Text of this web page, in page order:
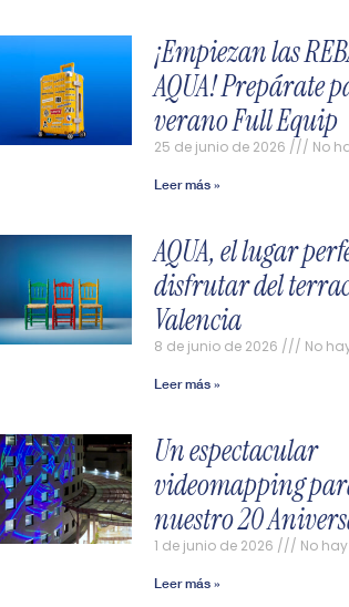
¡Empiezan las
AQUA! Prepárate
verano Full Equip
25 de junio de 2026 No
Leer más »
AQUA, el lugar
disfrutar del
Valencia
8 de junio de 2026 No
Leer más »
Un espectacular
videomapping
nuestro 20
1 de junio de 2026 No
Leer más »